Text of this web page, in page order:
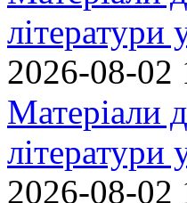
літератури
2026-08-02
Матеріали
літератури
2026-08-02